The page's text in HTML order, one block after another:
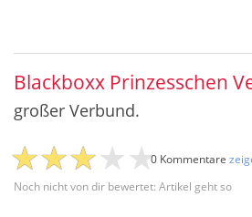
Blackboxx Prinzesschen
großer Verbund.
Noch nicht von dir bewertet: Artikel geht so
0 Kommentare